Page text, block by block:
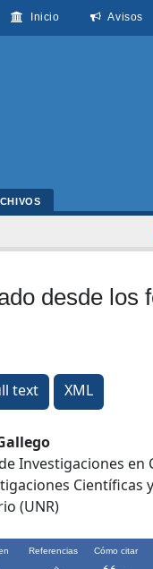
Inicio Avisos
desde los
text XML
Investigaciones en
Científicas
(UNR)